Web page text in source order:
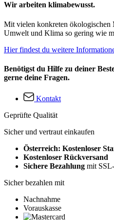
Wir arbeiten klimabewusst.
Mit vielen konkreten ökologischen
Umwelt und Klima so gering wie
Hier findest du weitere
Benötigst du Hilfe zu deiner
gerne deine Fragen.
Kontakt
Geprüfte Qualität
Sicher und vertraut einkaufen
Österreich: Kostenloser
Kostenloser Rückversand
Sichere Bezahlung mit
Sicher bezahlen mit
Nachnahme
Vorauskasse